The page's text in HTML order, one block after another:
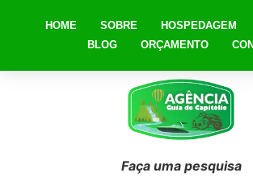
HOME SOBRE HOSPEDAGEM
BLOG
ORÇAMENTO
Faça uma pesquisa